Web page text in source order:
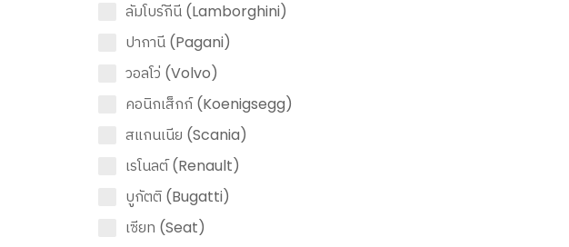
ลัมโบร์กีนี (Lamborghini)
ปากานี (Pagani)
วอลโว่ (Volvo)
คอนิกเส็กก์ (Koenigsegg)
สแกนเนีย (Scania)
เรโนลต์ (Renault)
บูกัตติ (Bugatti)
เซียท (Seat)